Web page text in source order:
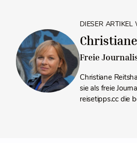
DIESER ARTIKEL
Freie
Christiane
sie als freie
reisetipps.cc die